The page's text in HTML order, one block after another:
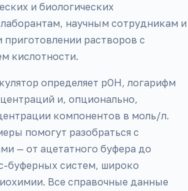
и биологических
научным сотрудникам и
растворов с
кислотности.
определяет pOH, логарифм
и, опционально,
компонентов в моль/л.
помогут разобраться с
— от ацетатного буфера до
буферных систем, широко
Все справочные данные